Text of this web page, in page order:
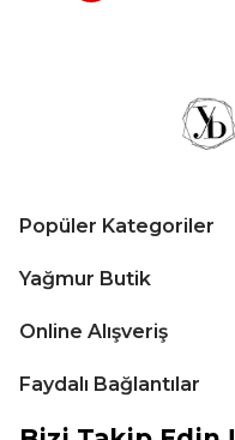
Popüler Kategoriler
Yağmur Butik
Online Alışveriş
Faydalı Bağlantılar